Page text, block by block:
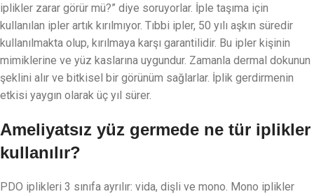
iplikler zarar görür mü?” diye soruyorlar. İple taşıma için
kullanılan ipler artık kırılmıyor. Tıbbi ipler, 50 yılı aşkın süredir
kullanılmakta olup, kırılmaya karşı garantilidir. Bu ipler kişinin
mimiklerine ve yüz kaslarına uygundur. Zamanla dermal dokunun
şeklini alır ve bitkisel bir görünüm sağlarlar. İplik gerdirmenin
etkisi yaygın olarak üç yıl sürer.
Ameliyatsız yüz germede ne tür iplikler
kullanılır?
PDO iplikleri 3 sınıfa ayrılır: vida, dişli ve mono. Mono iplikler